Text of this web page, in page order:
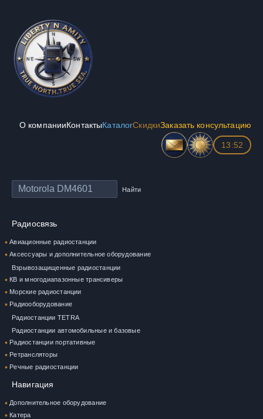
О компании Контакты КаталогСкидкиЗаказать консультацию
13:52
Найти
Радиосвязь
Авиационные радиостанции
Аксессуары и дополнительное оборудование
Взрывозащищенные радиостанции
КВ и многодиапазонные трансиверы
Морские радиостанции
Радиооборудование
Радиостанции TETRA
Радиостанции автомобильные и базовые
Радиостанции портативные
Ретрансляторы
Речные радиостанции
Навигация
Дополнительное оборудование
Катера